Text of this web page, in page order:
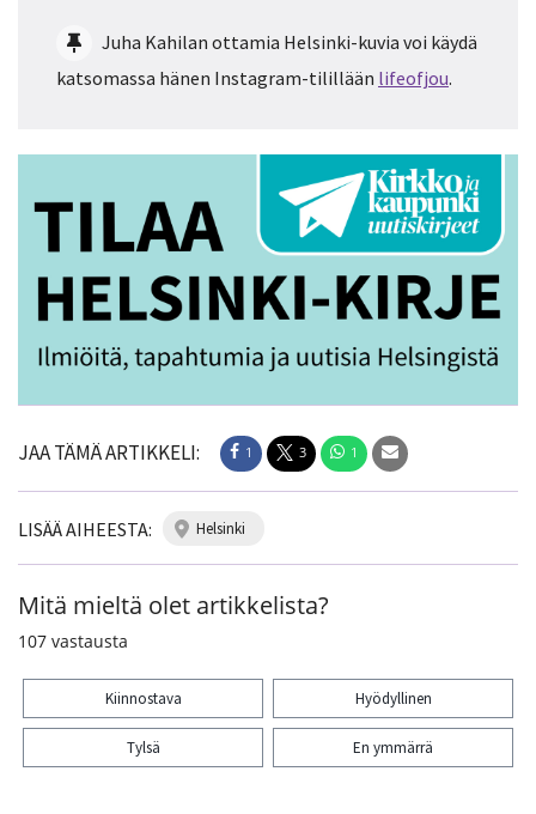
Juha Kahilan ottamia Helsinki-kuvia voi käydä
katsomassa hänen Instagram-tilillään lifeofjou.
JAA TÄMÄ ARTIKKELI: 1 3 1
LISÄÄ AIHEESTA: helsinki
Mitä mieltä olet artikkelista?
107 vastausta
Kiinnostava Hyödyllinen
Tylsä En ymmärrä